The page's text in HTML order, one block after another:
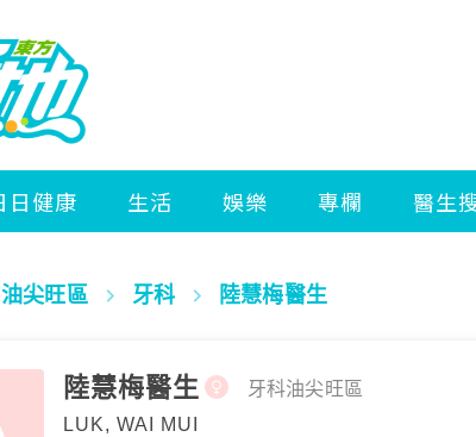
油尖旺區 牙科 陸慧梅醫生
陸慧梅醫生
LUK, WAI MUI
牙科油尖旺區